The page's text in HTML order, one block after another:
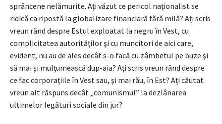
sprâncene nelămurite. Aţi văzut ce pericol naţionalist se
ridică ca ripostă la globalizare financiară fără milă? Aţi scris
vreun rând despre Estul exploatat la negru în Vest, cu
complicitatea autorităţilor şi cu muncitori de aici care,
evident, nu au de ales decât s-o facă cu zâmbetul pe buze şi
să mai şi mulţumească dup-aia? Aţi scris vreun rând despre
ce fac corporaţiile în Vest sau, şi mai rău, în Est? Aţi căutat
vreun alt răspuns decât „comunismul” la dezlânarea
ultimelor legături sociale din jur?